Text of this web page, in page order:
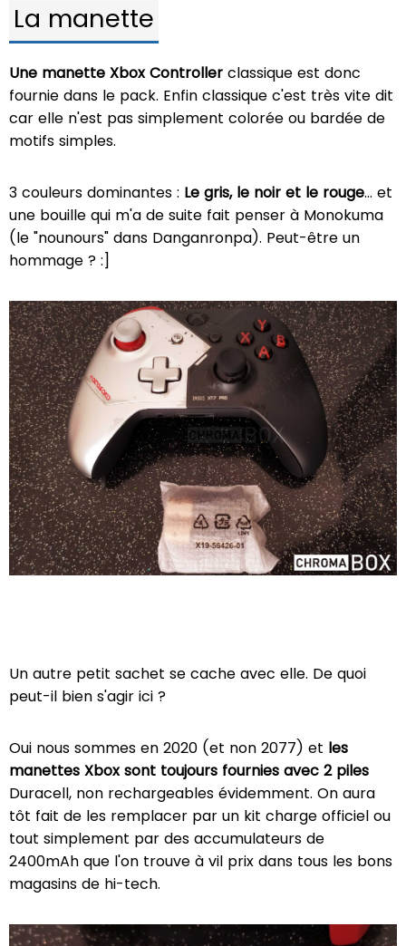
La manette
Une manette Xbox Controller classique est donc
fournie dans le pack. Enfin classique c'est très vite dit
car elle n'est pas simplement colorée ou bardée de
motifs simples.
3 couleurs dominantes : Le gris, le noir et le rouge... et
une bouille qui m'a de suite fait penser à Monokuma
(le "nounours" dans Danganronpa). Peut-être un
hommage ? :]
Un autre petit sachet se cache avec elle. De quoi
peut-il bien s'agir ici ?
Oui nous sommes en 2020 (et non 2077) et les
manettes Xbox sont toujours fournies avec 2 piles
Duracell, non rechargeables évidemment. On aura
tôt fait de les remplacer par un kit charge officiel ou
tout simplement par des accumulateurs de
2400mAh que l'on trouve à vil prix dans tous les bons
magasins de hi-tech.